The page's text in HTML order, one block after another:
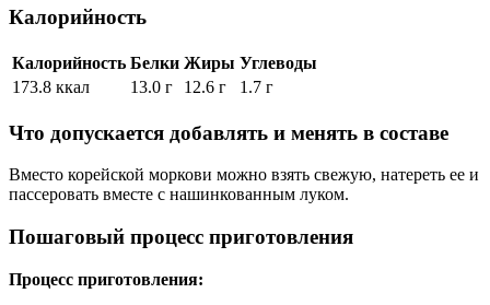
Калорийность
Калорийность Белки Жиры Углеводы
173.8 ккал
13.0 г 12.6 г 1.7 г
Что допускается добавлять и менять в составе
Вместо корейской моркови можно взять свежую, натереть ее и
пассеровать вместе с нашинкованным луком.
Пошаговый процесс приготовления
Процесс приготовления: